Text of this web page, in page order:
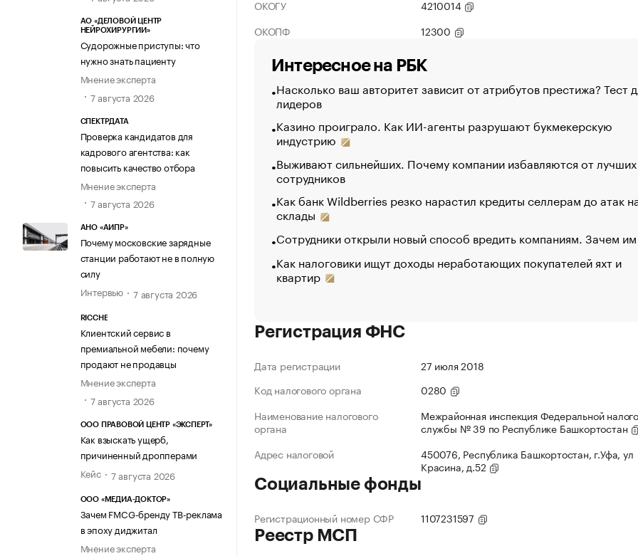
АО «ДЕЛОВОЙ ЦЕНТР
НЕЙРОХИРУРГИИ»
Судорожные приступы: что
нужно знать пациенту
Мнение эксперта
7 августа 2026
СПЕКТРДАТА
Проверка кандидатов для
кадрового агентства: как
повысить качество отбора
Мнение эксперта
7 августа 2026
АНО «АИПР»
Почему московские зарядные
станции работают не в полную
силу
Интервью
7 августа 2026
RICCHE
Клиентский сервис в
премиальной мебели: почему
продают не продавцы
Мнение эксперта
7 августа 2026
ООО ПРАВОВОЙ ЦЕНТР «ЭКСПЕРТ»
Как взыскать ущерб,
причиненный дропперами
Кейс
7 августа 2026
ООО «МЕДИА-ДОКТОР»
Зачем FMCG-бренду ТВ-реклама
в эпоху диджитал
Мнение эксперта
ОКОГУ
4210014
ОКОПФ
12300
Интересное на РБК
Насколько ваш авторитет зависит от атрибутов престижа? Тест
лидеров
Казино проиграло. Как ИИ-агенты разрушают букмекерскую
индустрию
Выживают сильнейших. Почему компании избавляются от лучших
сотрудников
Как банк Wildberries резко нарастил кредиты селлерам до атак
склады
Сотрудники открыли новый способ вредить компаниям. Зачем
Как налоговики ищут доходы неработающих покупателей яхт и
квартир
Регистрация ФНС
Дата регистрации
27 июля 2018
Код налогового органа
0280
Наименование налогового
органа
Межрайонная инспекция Федеральной
службы № 39 по Республике Башкортостан
Адрес налоговой
450076, Республика Башкортостан, г.Уфа, ул
Красина, д.52
Социальные фонды
Регистрационный номер СФР 1107231597
Реестр МСП